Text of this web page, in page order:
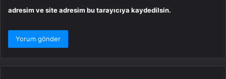
adresim ve site adresim bu tarayıcıya kaydedilsin.